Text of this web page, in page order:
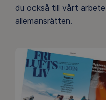
du också till vårt
allemansrätten.